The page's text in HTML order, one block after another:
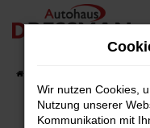
Zum
Hauptinhalt
Wir nutzen Cookies,
Nutzung unserer
Kommunikation mit